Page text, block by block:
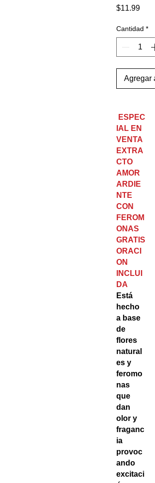
$11.99
Cantidad *
Agregar
ESPEC
IAL EN
VENTA
EXTRA
CTO
AMOR
ARDIE
NTE
CON
FEROM
ONAS
GRATIS
ORACI
ON
INCLUI
DA
Está
hecho
a base
de
flores
natural
es y
feromo
nas
que
dan
olor y
fraganc
ia
provoc
ando
excitaci